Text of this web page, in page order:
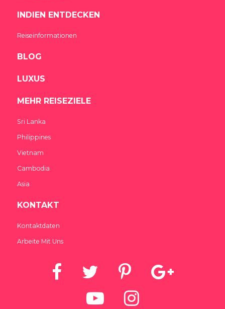
INDIEN ENTDECKEN
Reiseinformationen
BLOG
LUXUS
MEHR REISEZIELE
Sri Lanka
Philippines
Vietnam
Cambodia
Asia
KONTAKT
Kontaktdaten
Arbeite Mit Uns